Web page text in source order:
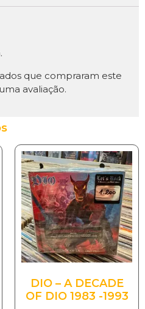
que compraram este
avaliação.
DIO – A DECADE
OF DIO 1983 -1993